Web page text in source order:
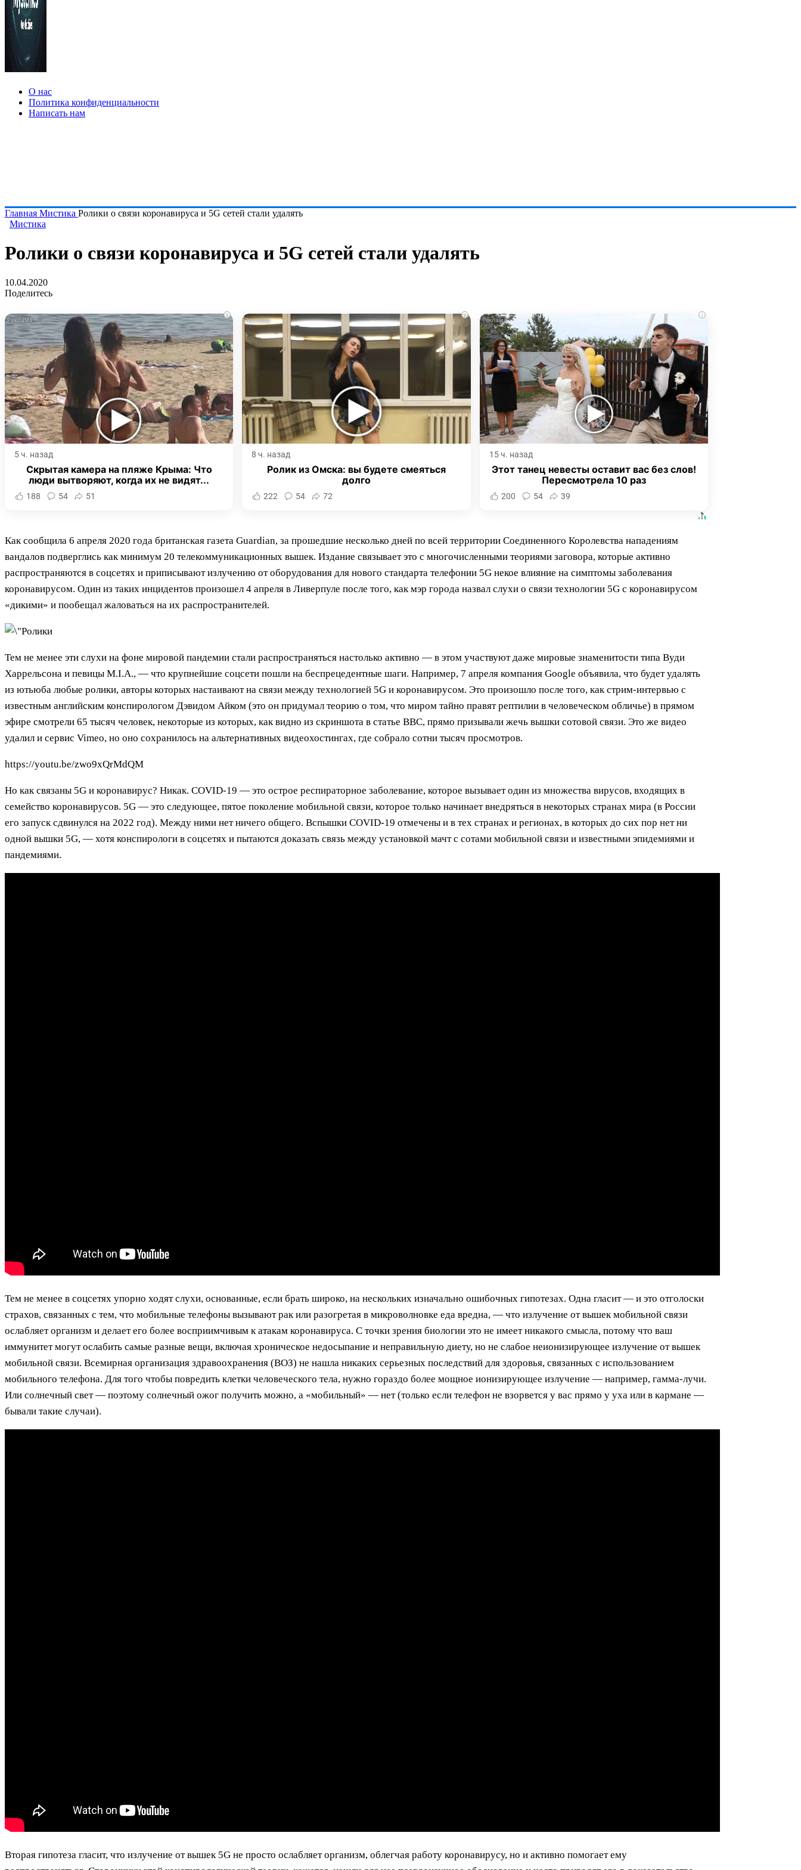
О нас
Политика конфиденциальности
Написать нам
Главная Мистика Ролики о связи коронавируса и 5G сетей стали удалять
Мистика
Ролики о связи коронавируса и 5G сетей стали удалять
10.04.2020
Поделитесь
i
5 ч. назад
Скрытая камера на пляже Крыма: Что
люди вытворяют, когда их не видят...
188 54 51
i
8 ч. назад
Ролик из Омска: вы будете смеяться
долго
222 54 72
i
15 ч. назад
Этот танец невесты оставит вас без слов!
Пересмотрела 10 раз
200 54 39
Как сообщила 6 апреля 2020 года британская газета Guardian, за прошедшие несколько дней по всей территории Соединенного Королевства нападениям
вандалов подверглись как минимум 20 телекоммуникационных вышек. Издание связывает это с многочисленными теориями заговора, которые активно
распространяются в соцсетях и приписывают излучению от оборудования для нового стандарта телефонии 5G некое влияние на симптомы заболевания
коронавирусом. Один из таких инцидентов произошел 4 апреля в Ливерпуле после того, как мэр города назвал слухи о связи технологии 5G с коронавирусом
«дикими» и пообещал жаловаться на их распространителей.
Тем не менее эти слухи на фоне мировой пандемии стали распространяться настолько активно — в этом участвуют даже мировые знаменитости типа Вуди
Харрельсона и певицы M.I.A., — что крупнейшие соцсети пошли на беспрецедентные шаги. Например, 7 апреля компания Google объявила, что будет удалять
из ютьюба любые ролики, авторы которых настаивают на связи между технологией 5G и коронавирусом. Это произошло после того, как стрим-интервью с
известным английским конспирологом Дэвидом Айком (это он придумал теорию о том, что миром тайно правят рептилии в человеческом обличье) в прямом
эфире смотрели 65 тысяч человек, некоторые из которых, как видно из скриншота в статье BBC, прямо призывали жечь вышки сотовой связи. Это же видео
удалил и сервис Vimeo, но оно сохранилось на альтернативных видеохостингах, где собрало сотни тысяч просмотров.
https://youtu.be/zwo9xQrMdQM
Но как связаны 5G и коронавирус? Никак. COVID-19 — это острое респираторное заболевание, которое вызывает один из множества вирусов, входящих в
семейство коронавирусов. 5G — это следующее, пятое поколение мобильной связи, которое только начинает внедряться в некоторых странах мира (в России
его запуск сдвинулся на 2022 год). Между ними нет ничего общего. Вспышки COVID-19 отмечены и в тех странах и регионах, в которых до сих пор нет ни
одной вышки 5G, — хотя конспирологи в соцсетях и пытаются доказать связь между установкой мачт с сотами мобильной связи и известными эпидемиями и
пандемиями.
Тем не менее в соцсетях упорно ходят слухи, основанные, если брать широко, на нескольких изначально ошибочных гипотезах. Одна гласит — и это отголоски
страхов, связанных с тем, что мобильные телефоны вызывают рак или разогретая в микроволновке еда вредна, — что излучение от вышек мобильной связи
ослабляет организм и делает его более восприимчивым к атакам коронавируса. С точки зрения биологии это не имеет никакого смысла, потому что ваш
иммунитет могут ослабить самые разные вещи, включая хроническое недосыпание и неправильную диету, но не слабое неионизирующее излучение от вышек
мобильной связи. Всемирная организация здравоохранения (ВОЗ) не нашла никаких серьезных последствий для здоровья, связанных с использованием
мобильного телефона. Для того чтобы повредить клетки человеческого тела, нужно гораздо более мощное ионизирующее излучение — например, гамма-лучи.
Или солнечный свет — поэтому солнечный ожог получить можно, а «мобильный» — нет (только если телефон не взорвется у вас прямо у уха или в кармане —
бывали такие случаи).
Вторая гипотеза гласит, что излучение от вышек 5G не просто ослабляет организм, облегчая работу коронавирусу, но и активно помогает ему